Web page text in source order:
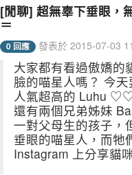
[閒聊] 超無辜下垂眼，
＝
0 回應 發表於 2015-07-03
大家都有看過傲嬌的
臉的喵星人嗎？ 今
人氣超高的 Luhu
還有兩個兄弟姊妹
一對父母生的孩子，
垂眼的喵星人，而牠
Instagram 上分享貓